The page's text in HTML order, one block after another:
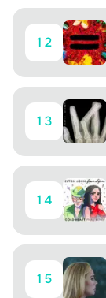
12
13
14
15